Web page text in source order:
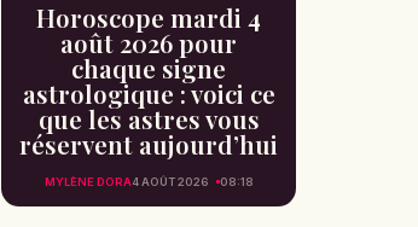
Horoscope mardi 4
août 2026 pour
chaque signe
astrologique : voici ce
que les astres vous
réservent aujourd’hui
MYLÈNE DORA4 AOÛT 2026 08:18